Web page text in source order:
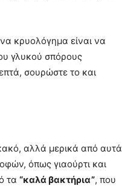
κρυολόγημα είναι να
γλυκού σπόρους
σουρώστε το και
αλλά μερικά από αυτά
όπως γιαούρτι και
τα “καλά βακτήρια”, που